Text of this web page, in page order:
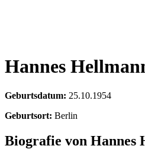
Hannes
Geburtsdatum: 25.10.1954
Geburtsort: Berlin
Biografie von Hannes